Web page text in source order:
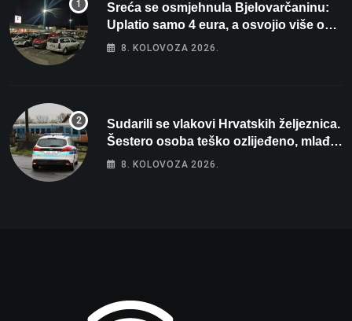
Sreća se osmjehnula Bjelovarčaninu:
Uplatio samo 4 eura, a osvojio više od
80 tisuća eura
8. KOLOVOZA 2026.
Sudarili se vlakovi Hrvatskih željeznica.
Šestero osoba teško ozlijeđeno, mlađa
žena na intenzivnoj
8. KOLOVOZA 2026.